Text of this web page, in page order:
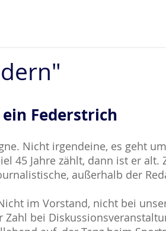
Federstrich
Nicht irgendeine, es geht
45 Jahre zählt, dann ist er
außerhalb der
im Vorstand, nicht bei
bei